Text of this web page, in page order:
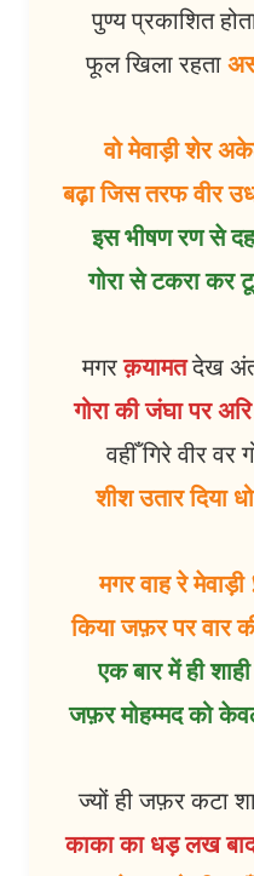
पुण्य प्रकाशित
फूल खिला रहता
वो मेवाड़ी शेर
बढ़ा जिस तरफ वीर
इस भीषण रण से
गोरा से टकरा कर
मगरक़यामतदेख
गोरा की जंघा पर
वहीँ गिरे वीर
शीश उतार दिया
मगर वाह रे
किया जफ़र पर वार
एक बार में ही
जफ़र मोहम्मद को
ज्यों ही जफ़र कटा
काका का धड़ लख